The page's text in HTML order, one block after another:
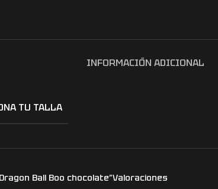
INFORMACIÓN ADICIONAL
TU TALLA
Valoraciones
Ball Boo chocolate”